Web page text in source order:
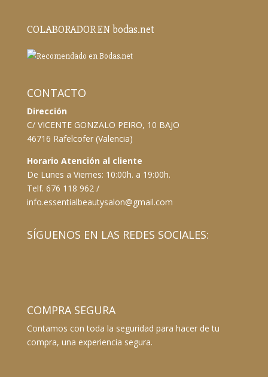
COLABORADOR EN bodas.net
CONTACTO
Dirección
C/ VICENTE GONZALO PEIRO, 10 BAJO
46716 Rafelcofer (Valencia)
Horario Atención al cliente
De Lunes a Viernes: 10:00h. a 19:00h.
Telf. 676 118 962 /
info.essentialbeautysalon@gmail.com
SÍGUENOS EN LAS REDES SOCIALES:
COMPRA SEGURA
Contamos con toda la seguridad para hacer de tu
compra, una experiencia segura.